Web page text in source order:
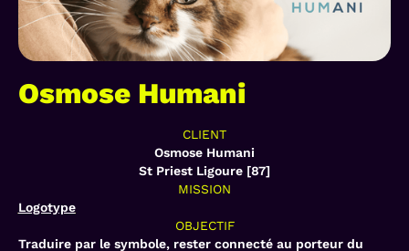
Osmose Humani
CLIENT
Osmose Humani
St Priest Ligoure [87]
MISSION
Logotype
OBJECTIF
Traduire par le symbole, rester connecté au porteur du